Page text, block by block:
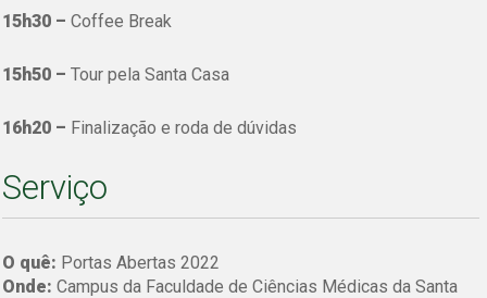
15h30 –Coffee Break
15h50 – Tour pela Santa Casa
16h20 – Finalização e roda de dúvidas
Serviço
O quê: Portas Abertas 2022
Onde: Campus da Faculdade de Ciências Médicas da Santa